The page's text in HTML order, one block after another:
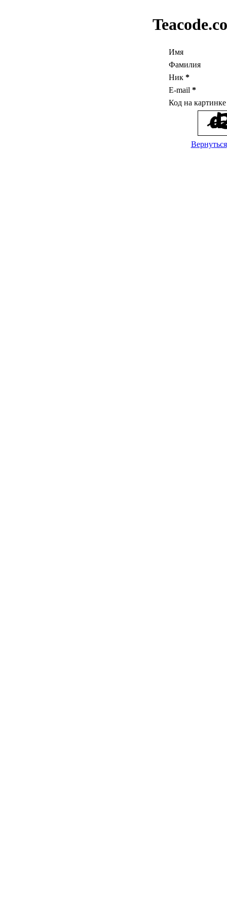
Имя
Фамилия
Ник *
E-mail *
Код на
Вернуться